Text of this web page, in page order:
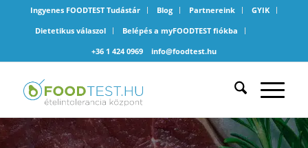
Ingyenes FOODTEST Tudástár Blog Partnereink
GYIK
Dietetikus válaszol
Belépés a myFOODTEST fiókba
+36 1 424 0969
info@foodtest.hu